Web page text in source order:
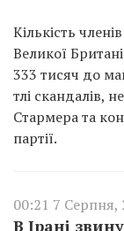
Кількість
Великої
333 тисяч до
тлі скандалів,
Стармера та
партії.
00:21 7 Серпня,
В Ірані